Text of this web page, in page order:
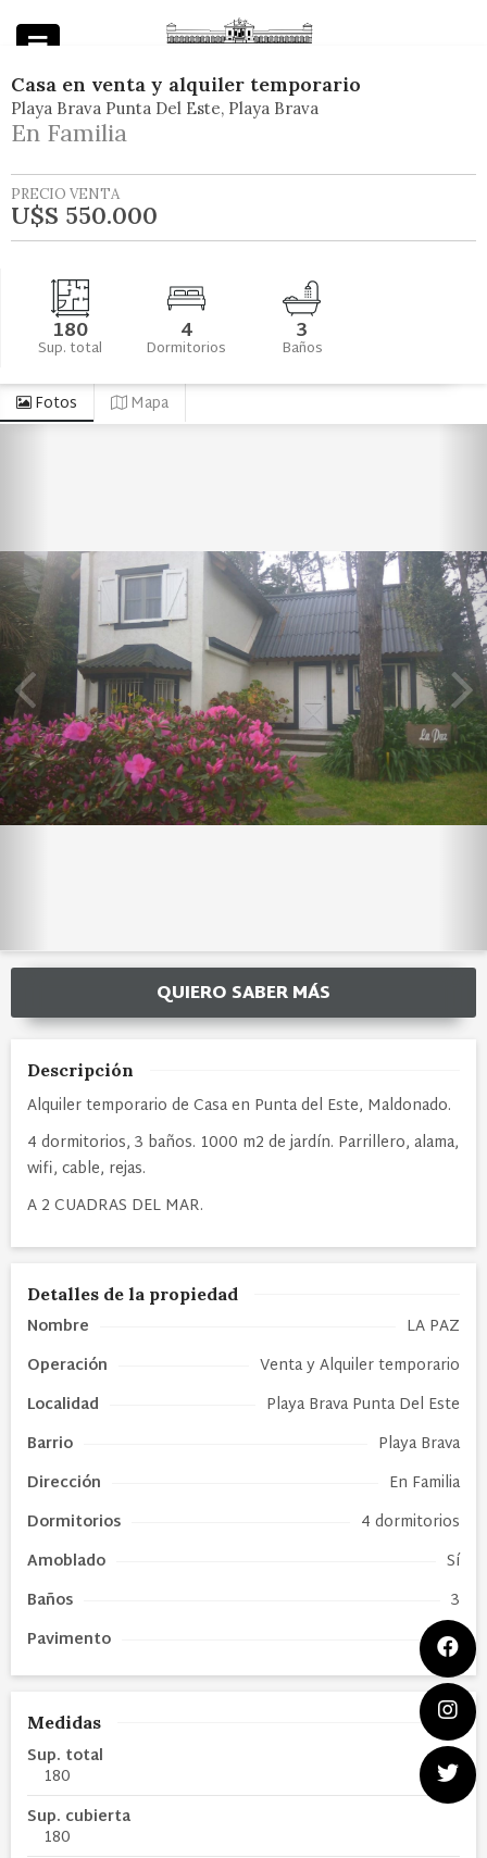
Casa en venta y alquiler temporario
Playa Brava Punta Del Este Playa Brava
En Familia
PRECIO VENTA
U$S 550.000
180
Sup. total 4
Dormitorios 3
Baños
Fotos Mapa
QUIERO SABER MÁS
Descripción
Alquiler temporario de Casa en Punta del Este, Maldonado.
4 dormitorios, 3 baños. 1000 m2 de jardín. Parrillero, alama,
wifi, cable, rejas.
A 2 CUADRAS DEL MAR.
Detalles de la propiedad
Nombre
LA PAZ
Operación
Venta y Alquiler temporario
Localidad
Playa Brava Punta Del Este
Barrio
Playa Brava
Dirección
En Familia
Dormitorios
4 dormitorios
Amoblado
Sí
Baños
3
Pavimento
Sí
Medidas
Sup. total
180
Sup. cubierta
180